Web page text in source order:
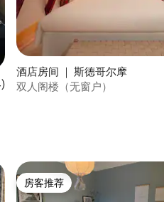
分（满分 5 分），共 14 条评价
酒店房间 ｜ 斯德哥尔摩
双人阁楼（无窗户）
房客推荐
房客推荐